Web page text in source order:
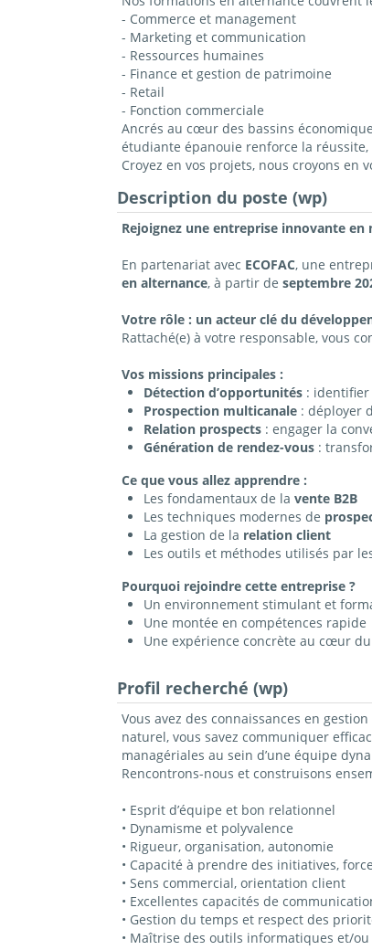
- Commerce et management
- Marketing et communication
- Ressources humaines
- Finance et gestion de patrimoine
- Retail
- Fonction commerciale
Ancrés au cœur des bassins
étudiante épanouie renforce la
Croyez en vos projets, nous croyons en
Description du poste (wp)
Rejoignez une entreprise innovante
En partenariat avec ECOFAC, une
en alternance, à partir de septembre
Votre rôle : un acteur clé du
Rattaché(e) à votre responsable, vous
Vos missions principales :
Détection d’opportunités: identifier
Prospection multicanale: déployer
Relation prospects: engager la
Génération de rendez-vous:
Ce que vous allez apprendre :
Les fondamentaux de la vente B2B
Les techniques modernes de
La gestion de la relation client
Les outils et méthodes utilisés par
Pourquoi rejoindre cette entreprise ?
Un environnement stimulant et
Une montée en compétences rapide
Une expérience concrète au cœur
Profil recherché (wp)
Vous avez des connaissances en
naturel, vous savez communiquer
managériales au sein d’une équipe
Rencontrons-nous et construisons
• Esprit d’équipe et bon relationnel
• Dynamisme et polyvalence
• Rigueur, organisation, autonomie
• Capacité à prendre des initiatives,
• Sens commercial, orientation client
• Excellentes capacités de
• Gestion du temps et respect des
• Maîtrise des outils informatiques et/ou